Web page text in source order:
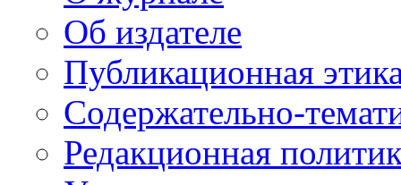
Об издателе
Публикационная
Содержательно-
Редакционная